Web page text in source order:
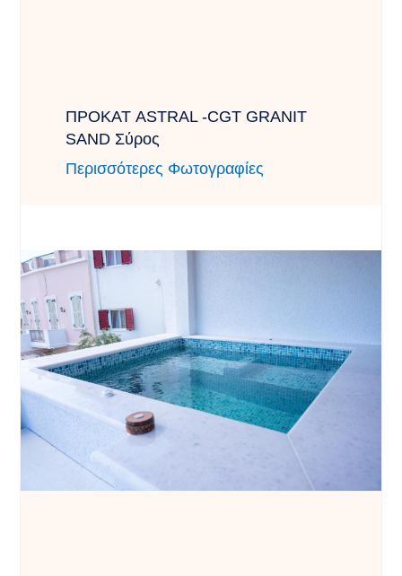
ΠΡΟΚΑΤ ASTRAL -CGT GRANIT
SAND Σύρος
Περισσότερες Φωτογραφίες